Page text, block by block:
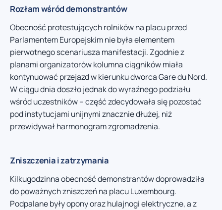
Rozłam wśród demonstrantów
Obecność protestujących rolników na placu przed
Parlamentem Europejskim nie była elementem
pierwotnego scenariusza manifestacji. Zgodnie z
planami organizatorów kolumna ciągników miała
kontynuować przejazd w kierunku dworca Gare du Nord.
W ciągu dnia doszło jednak do wyraźnego podziału
wśród uczestników – część zdecydowała się pozostać
pod instytucjami unijnymi znacznie dłużej, niż
przewidywał harmonogram zgromadzenia.
Zniszczenia i zatrzymania
Kilku­godzinna obecność demonstrantów doprowadziła
do poważnych zniszczeń na placu Luxembourg.
Podpalane były opony oraz hulajnogi elektryczne, a z